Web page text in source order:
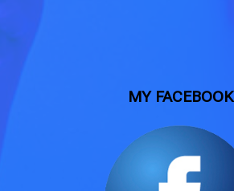
MY FACEBOOK